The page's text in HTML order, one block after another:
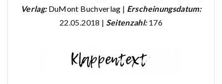
Verlag: DuMont Buchverlag | Erscheinungsdatum:
22.05.2018 | Seitenzahl: 176